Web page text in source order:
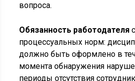
вопроса.
Обязанность работодателя
процессуальных норм:
должно быть оформлено в
момента обнаружения
периоды отсутствия